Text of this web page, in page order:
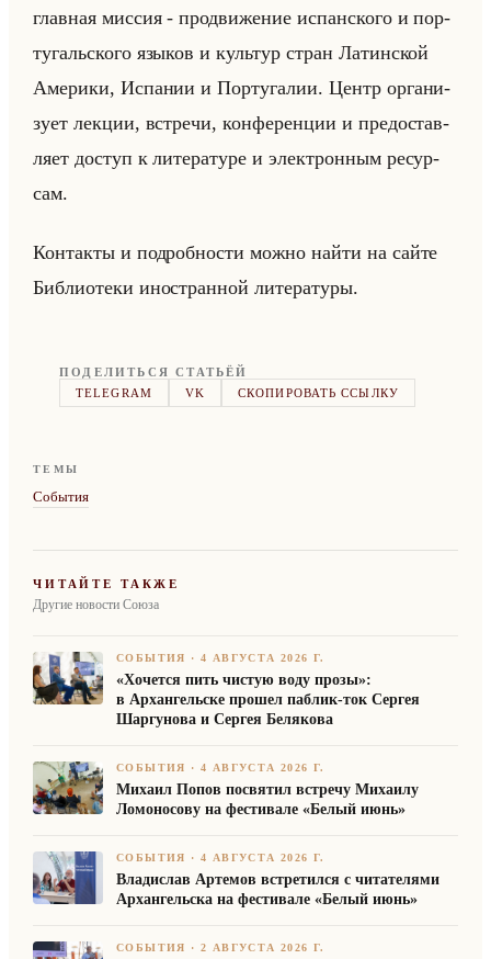
глав­ная мис­сия - про­дви­же­ние ис­пан­ско­го и пор­
ту­гальско­го язы­ков и культур стран Ла­тин­ской
Аме­ри­ки, Ис­па­нии и Пор­ту­га­лии. Центр ор­га­ни­
зу­ет лек­ции, встре­чи, кон­фе­рен­ции и предо­став­
ля­ет до­ступ к ли­те­ра­ту­ре и элек­трон­ным ре­сур­
сам.
Кон­так­ты и по­дроб­но­сти можно найти на сайте
Биб­лио­те­ки ино­стран­ной ли­те­ра­ту­ры.
ПОДЕЛИТЬСЯ СТАТЬЁЙ
TELEGRAM
VK СКОПИРОВАТЬ ССЫЛКУ
ТЕМЫ
События
ЧИТАЙТЕ ТАКЖЕ
Другие новости Союза
СОБЫТИЯ ·4 АВГУСТА 2026 Г.
«Хочется пить чистую воду прозы»:
в Архангельске прошел паблик-ток Сергея
Шаргунова и Сергея Белякова
СОБЫТИЯ ·4 АВГУСТА 2026 Г.
Михаил Попов посвятил встречу Михаилу
Ломоносову на фестивале «Белый июнь»
СОБЫТИЯ ·4 АВГУСТА 2026 Г.
Владислав Артемов встретился с читателями
Архангельска на фестивале «Белый июнь»
СОБЫТИЯ ·2 АВГУСТА 2026 Г.